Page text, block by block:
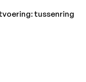
tussenring